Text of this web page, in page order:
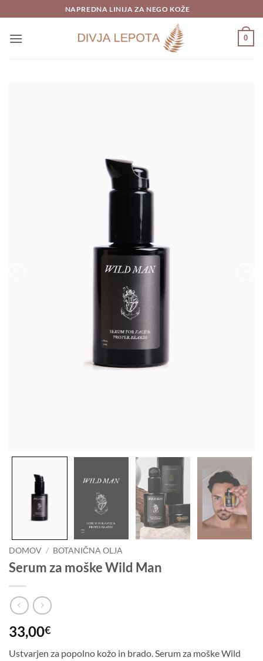
na
vsebino
NAPREDNA LINIJA ZA NEGO KOŽE
0
DOMOV / BOTANIČNA OLJA
Serum za moške Wild Man
33,00€
Ustvarjen za popolno kožo in brado. Serum za moške Wild